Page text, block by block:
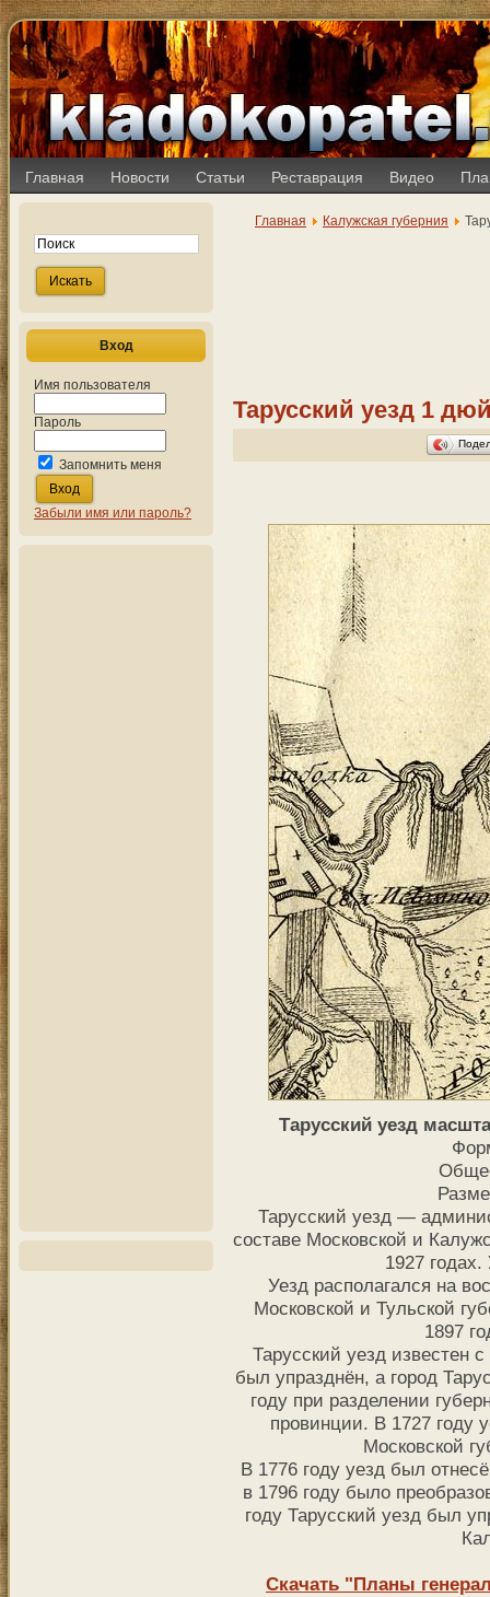
Главная Новости Статьи Реставрация Видео
Вход
Имя пользователя
Пароль
Запомнить меня
Забыли имя или пароль?
Главная Калужская губерния
Тарусский уезд 1
Тарусский уезд
Тарусский уезд —
составе Московской и
1927
Уезд располагался на
Московской и Тульской
1897
Тарусский уезд известен
был упразднён, а город
году при разделении
провинции. В 1727 году
Московской
В 1776 году уезд был
в 1796 году было
году Тарусский уезд был
Скачать "Планы